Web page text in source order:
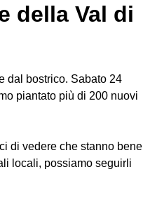
della Val di
dal bostrico. Sabato 24
piantato più di 200 nuovi
di vedere che stanno bene
locali, possiamo seguirli